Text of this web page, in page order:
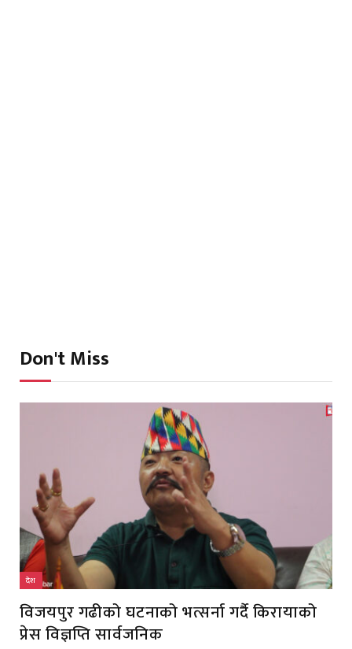
Don't Miss
देश
विजयपुर गढीको घटनाको भत्सर्ना गर्दै किरायाको
प्रेस विज्ञप्ति सार्वजनिक